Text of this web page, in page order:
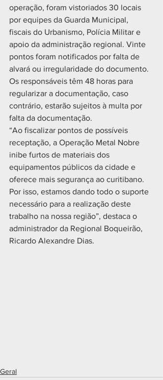
operação, foram vistoriados 30 locais
por equipes da Guarda Municipal,
fiscais do Urbanismo, Polícia Militar e
apoio da administração regional. Vinte
pontos foram notificados por falta de
alvará ou irregularidade do documento.
Os responsáveis têm 48 horas para
regularizar a documentação, caso
contrário, estarão sujeitos à multa por
falta da documentação.
“Ao fiscalizar pontos de possíveis
receptação, a Operação Metal Nobre
inibe furtos de materiais dos
equipamentos públicos da cidade e
oferece mais segurança ao curitibano.
Por isso, estamos dando todo o suporte
necessário para a realização deste
trabalho na nossa região”, destaca o
administrador da Regional Boqueirão,
Ricardo Alexandre Dias.
Geral